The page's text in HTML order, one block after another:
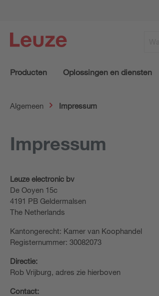
Producten Oplossingen en diensten
Algemeen Impressum
Impressum
Leuze electronic bv
De Ooyen 15c
4191 PB Geldermalsen
The Netherlands
Kantongerecht: Kamer van Koophandel
Registernummer: 30082073
Directie:
Rob Vrijburg, adres zie hierboven
Contact: